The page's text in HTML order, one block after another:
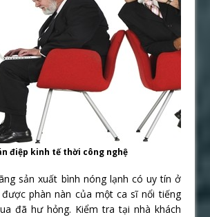
điệp kinh tế thời công nghệ
sản xuất bình nóng lạnh có uy tín ở
phàn nàn của một ca sĩ nổi tiếng
đã hư hỏng. Kiểm tra tại nhà khách